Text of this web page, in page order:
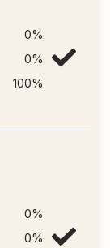
0%
0%
100%
0%
0%